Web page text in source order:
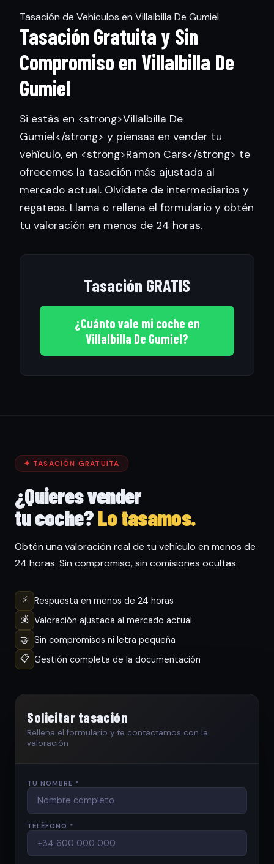
Tasación de Vehículos en Villalbilla De Gumiel
Tasación Gratuita y Sin
Compromiso en Villalbilla De
Gumiel
Si estás en <strong>Villalbilla De
Gumiel</strong> y piensas en vender tu
vehículo, en <strong>Ramon Cars</strong> te
ofrecemos la tasación más ajustada al
mercado actual. Olvídate de intermediarios y
regateos. Llama o rellena el formulario y obtén
tu valoración en menos de 24 horas.
Tasación GRATIS
¿Cuánto vale mi coche en
Villalbilla De Gumiel?
✦ TASACIÓN GRATUITA
¿Quieres vender
tu coche?Lo tasamos.
Obtén una valoración real de tu vehículo en menos de
24 horas. Sin compromiso, sin comisiones ocultas.
⚡
Respuesta en menos de 24 horas
💰 Valoración ajustada al mercado actual
🤝 Sin compromisos ni letra pequeña
📋 Gestión completa de la documentación
Solicitar tasación
Rellena el formulario y te contactamos con la
valoración
TU NOMBRE *
TELÉFONO *